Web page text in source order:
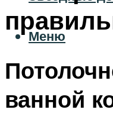
Меню
ванной